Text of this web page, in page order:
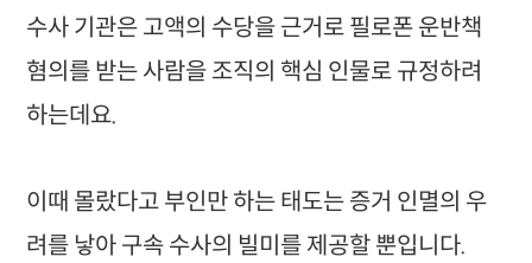
수사 기관은 고액의 수당을 근거로 필로폰 운반책
혐의를 받는 사람을 조직의 핵심 인물로 규정하려
하는데요.
이때 몰랐다고 부인만 하는 태도는 증거 인멸의 우
려를 낳아 구속 수사의 빌미를 제공할 뿐입니다.